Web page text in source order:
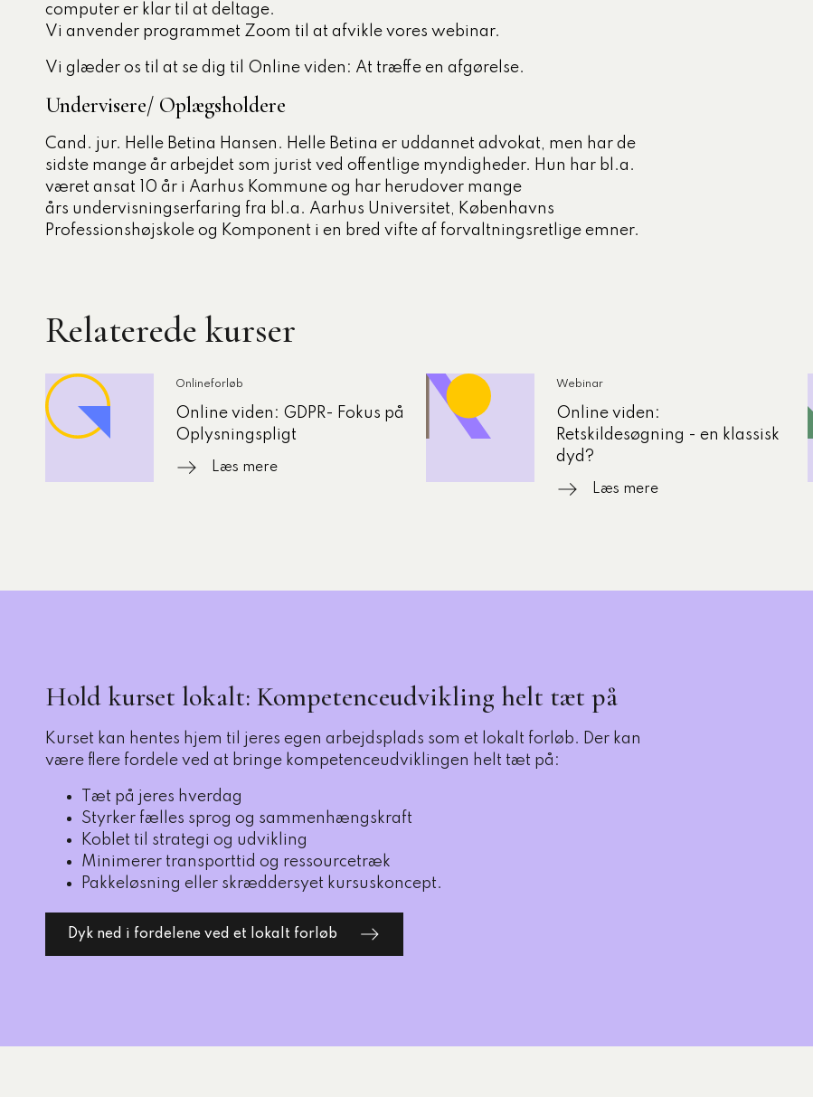
computer er klar til at deltage.
Vi anvender programmet Zoom til at afvikle vores webinar.
Vi glæder os til at se dig til Online viden: At træffe en afgørelse.
Undervisere/ Oplægsholdere
Cand. jur. Helle Betina Hansen. Helle Betina er uddannet advokat, men har de
sidste mange år arbejdet som jurist ved offentlige myndigheder. Hun har bl.a.
været ansat 10 år i Aarhus Kommune og har herudover mange
års undervisningserfaring fra bl.a. Aarhus Universitet, Københavns
Professionshøjskole og Komponent i en bred vifte af forvaltningsretlige emner.
Relaterede kurser
Onlineforløb
Online viden: GDPR- Fokus på
Oplysningspligt
Læs mere
Webinar
Online viden:
Retskildesøgning - en klassisk
dyd?
Læs mere
Hold kurset lokalt: Kompetenceudvikling helt tæt på
Kurset kan hentes hjem til jeres egen arbejdsplads som et lokalt forløb. Der kan
være flere fordele ved at bringe kompetenceudviklingen helt tæt på:
Tæt på jeres hverdag
Styrker fælles sprog og sammenhængskraft
Koblet til strategi og udvikling
Minimerer transporttid og ressourcetræk
Pakkeløsning eller skræddersyet kursuskoncept.
Dyk ned i fordelene ved et lokalt forløb